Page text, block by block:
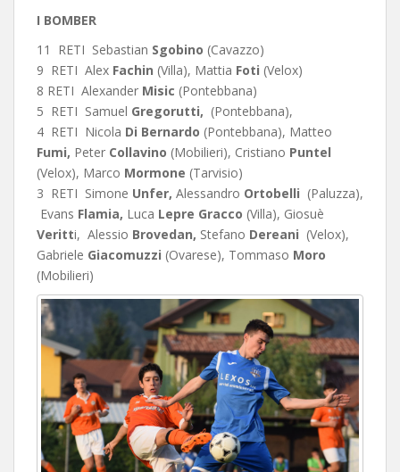
I BOMBER
11 RETI Sebastian Sgobino (Cavazzo)
9 RETI Alex Fachin (Villa), Mattia Foti (Velox)
8 RETI Alexander Misic (Pontebbana)
5 RETI Samuel Gregorutti, (Pontebbana),
4 RETI Nicola Di Bernardo (Pontebbana), Matteo
Fumi, Peter Collavino (Mobilieri), Cristiano Puntel
(Velox), Marco Mormone (Tarvisio)
3 RETI Simone Unfer, Alessandro Ortobelli (Paluzza),
Evans Flamia, Luca Lepre Gracco (Villa), Giosuè
Veritti, Alessio Brovedan, Stefano Dereani (Velox),
Gabriele Giacomuzzi (Ovarese), Tommaso Moro
(Mobilieri)